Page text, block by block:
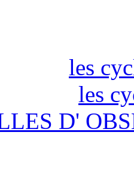
les
les
D'